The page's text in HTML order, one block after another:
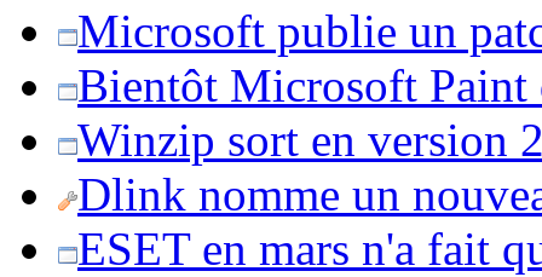
Microsoft publie un
Bientôt Microsoft Paint
Winzip sort en version
Dlink nomme un
ESET en mars n'a fait